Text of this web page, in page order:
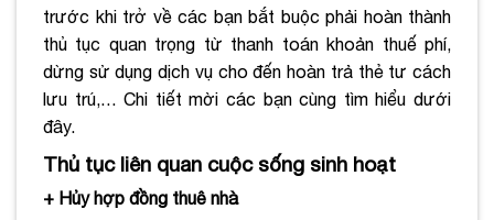
trước khi trở về các bạn bắt buộc phải hoàn thành
thủ tục quan trọng từ thanh toán khoản thuế phí,
dừng sử dụng dịch vụ cho đến hoàn trả thẻ tư cách
lưu trú,… Chi tiết mời các bạn cùng tìm hiểu dưới
đây.
Thủ tục liên quan cuộc sống sinh hoạt
+ Hủy hợp đồng thuê nhà